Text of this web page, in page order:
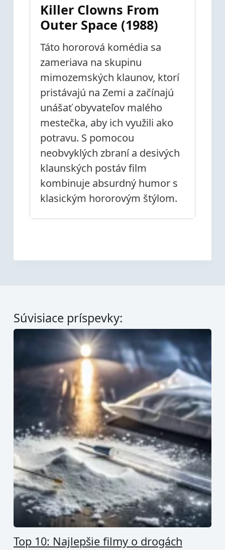
Killer Clowns From
Outer Space (1988)
Táto hororová komédia sa
zameriava na skupinu
mimozemských klaunov, ktorí
pristávajú na Zemi a začínajú
unášať obyvateľov malého
mestečka, aby ich využili ako
potravu. S pomocou
neobvyklých zbraní a desivých
klaunských postáv film
kombinuje absurdný humor s
klasickým hororovým štýlom.
Súvisiace príspevky:
Top 10: Najlepšie filmy o drogách